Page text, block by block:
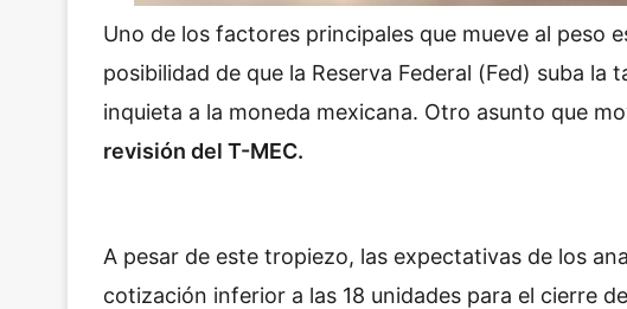
Uno de los factores principales que mueve al peso
posibilidad de que la Reserva Federal (Fed) suba la
inquieta a la moneda mexicana. Otro asunto que
revisión del T-MEC.
A pesar de este tropiezo, las expectativas de los
cotización inferior a las 18 unidades para el cierre